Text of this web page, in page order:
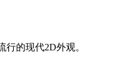
的现代2D外观。